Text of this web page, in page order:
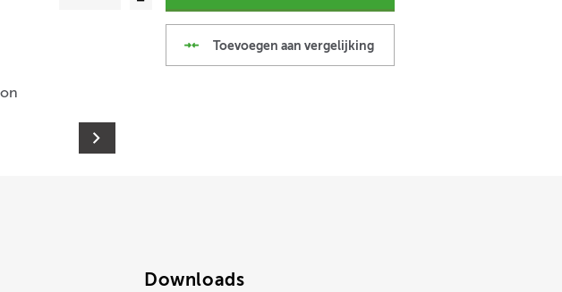
Toevoegen aan vergelijking
Downloads